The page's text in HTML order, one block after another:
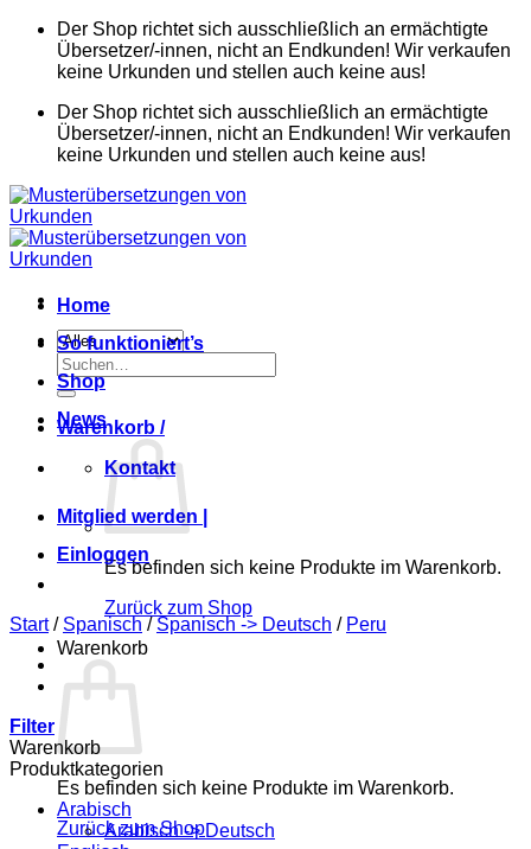
Zum
springen
Der Shop richtet sich ausschließlich an ermächtigte
Übersetzer/-innen, nicht an Endkunden! Wir verkaufen
keine Urkunden und stellen auch keine aus!
Der Shop richtet sich ausschließlich an ermächtigte
Übersetzer/-innen, nicht an Endkunden! Wir verkaufen
keine Urkunden und stellen auch keine aus!
Suchen
nach:
Warenkorb /
Es befinden sich keine Produkte im Warenkorb.
Zurück zum Shop
Warenkorb
Es befinden sich keine Produkte im Warenkorb.
Zurück zum Shop
Home
So funktioniert’s
Shop
News
Kontakt
Mitglied werden |
Einloggen
Start / Spanisch / Spanisch -> Deutsch / Peru
Filter
Warenkorb
Produktkategorien
Arabisch
Arabisch -> Deutsch